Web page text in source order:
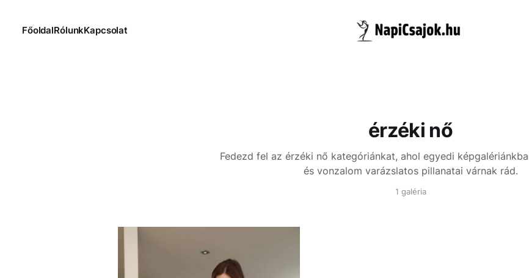
FőoldalRólunkKapcsolat
érzéki nő
Fedezd fel az érzéki nő kategóriánkat, ahol egyedi
és vonzalom varázslatos pillanatai várnak rád.
1 galéria